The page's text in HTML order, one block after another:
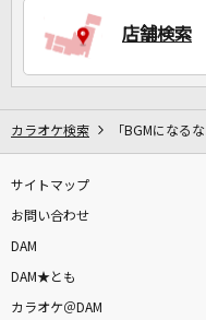
店舗検索
カラオケ検索 「BGMになる
サイトマップ
お問い合わせ
DAM
DAM★とも
カラオケ＠DAM